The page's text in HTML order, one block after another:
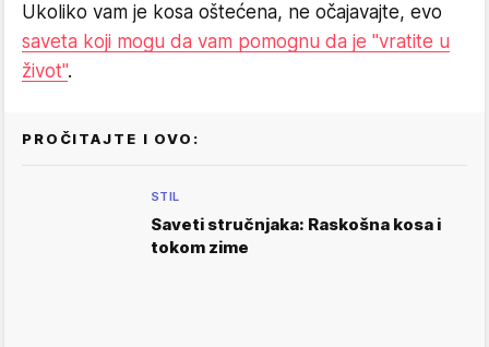
Ukoliko vam je kosa oštećena, ne očajavajte, evo
saveta koji mogu da vam pomognu da je "vratite u
život".
PROČITAJTE I OVO:
STIL
Saveti stručnjaka: Raskošna kosa i
tokom zime